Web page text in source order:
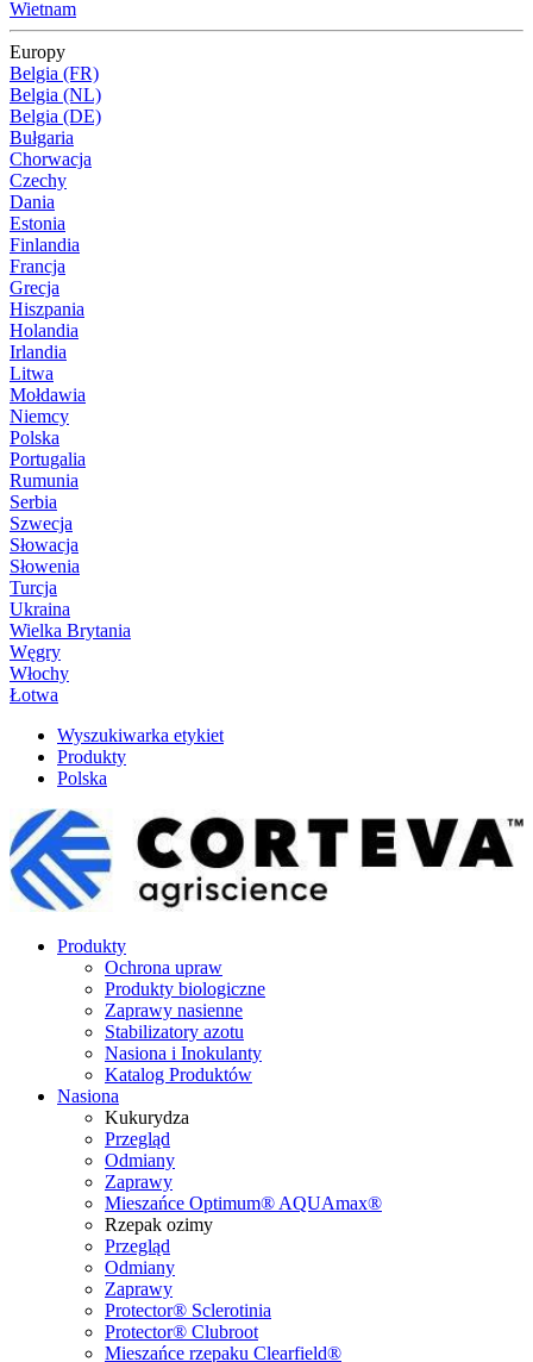
Wietnam
Europy
Belgia (FR)
Belgia (NL)
Belgia (DE)
Bułgaria
Chorwacja
Czechy
Dania
Estonia
Finlandia
Francja
Grecja
Hiszpania
Holandia
Irlandia
Litwa
Mołdawia
Niemcy
Polska
Portugalia
Rumunia
Serbia
Szwecja
Słowacja
Słowenia
Turcja
Ukraina
Wielka Brytania
Węgry
Włochy
Łotwa
Wyszukiwarka etykiet
Produkty
Polska
Produkty
Ochrona upraw
Produkty biologiczne
Zaprawy nasienne
Stabilizatory azotu
Nasiona i Inokulanty
Katalog Produktów
Nasiona
Kukurydza
Przegląd
Odmiany
Zaprawy
Mieszańce Optimum® AQUAmax®
Rzepak ozimy
Przegląd
Odmiany
Zaprawy
Protector® Sclerotinia
Protector® Clubroot
Mieszańce rzepaku Clearfield®